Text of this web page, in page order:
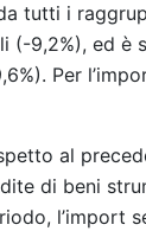
tutti i
(-9,2%), ed è
Per
al
di beni
l’import